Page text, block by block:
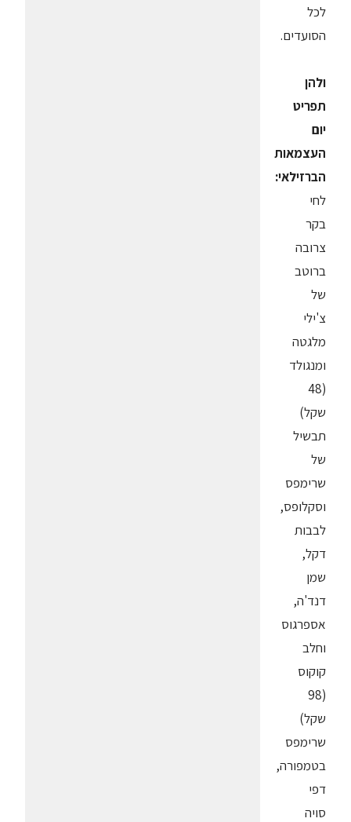
לכל
הסועדים.
ולהן
תפריט
יום
העצמאות
הברזילאי:
לחי
בקר
צרובה
ברוטב
של
צ'ילי
מלגטה
ומנגולד
(48
שקל)
תבשיל
של
שרימפס
וסקלופס,
לבבות
דקל,
שמן
דנד'ה,
אספרגוס
וחלב
קוקוס
(98
שקל)
שרימפס
בטמפורה,
דפי
סויה